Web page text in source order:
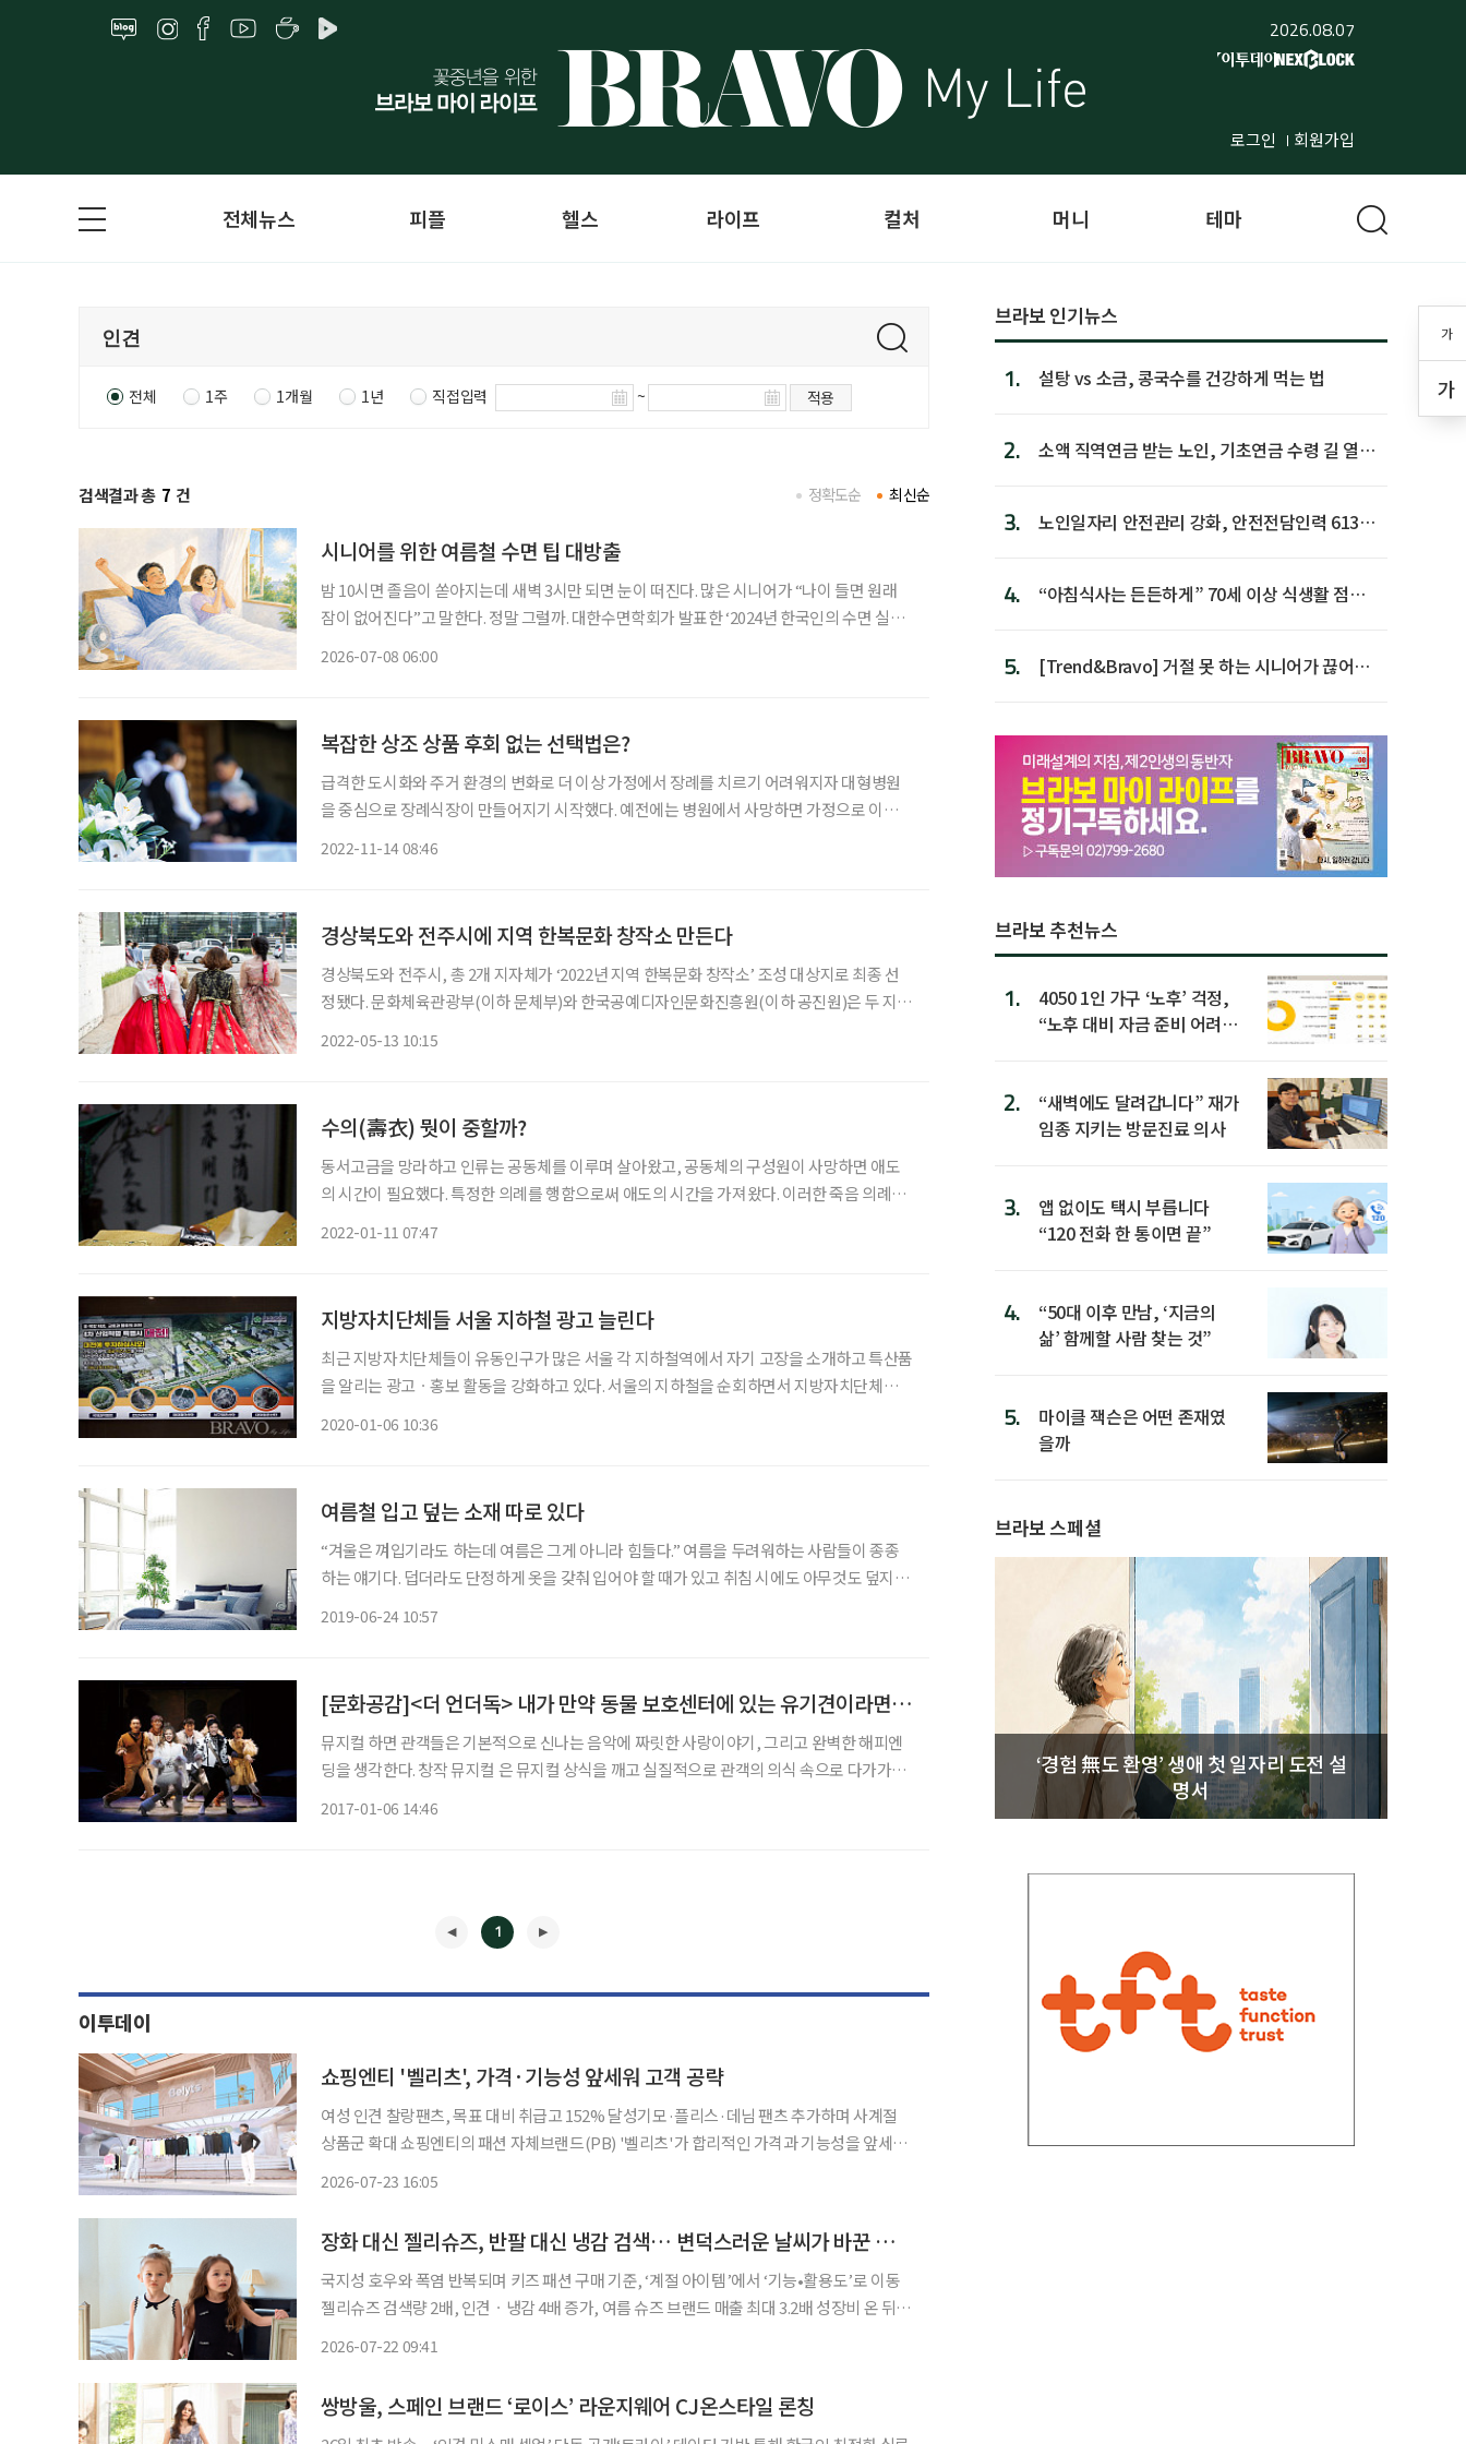
2026.08.07
로그인 회원가입
가
가
전체뉴스 피플 헬스 라이프 컬처 머니 테마
전체 1주 1개월 1년 직접입력 ~ 적용
검색결과 총 7 건 최신순
정확도순
시니어를 위한 여름철 수면 팁 대방출
밤 10시면 졸음이 쏟아지는데 새벽 3시만 되면 눈이 떠진다. 많은 시니어가 “나이 들면 원래
잠이 없어진다”고 말한다. 정말 그럴까. 대한수면학회가 발표한 ‘2024년 한국인의 수면 실
2026-07-08 06:00
복잡한 상조 상품 후회 없는 선택법은?
급격한 도시화와 주거 환경의 변화로 더 이상 가정에서 장례를 치르기 어려워지자 대형병원
을 중심으로 장례식장이 만들어지기 시작했다. 예전에는 병원에서 사망하면 가정으로 이송해
2022-11-14 08:46
경상북도와 전주시에 지역 한복문화 창작소 만든다
경상북도와 전주시, 총 2개 지자체가 ‘2022년 지역 한복문화 창작소’ 조성 대상지로 최종 선
정됐다. 문화체육관광부(이하 문체부)와 한국공예디자인문화진흥원(이하 공진원)은 두 지역
2022-05-13 10:15
수의(壽衣) 뭣이 중할까?
동서고금을 망라하고 인류는 공동체를 이루며 살아왔고, 공동체의 구성원이 사망하면 애도
의 시간이 필요했다. 특정한 의례를 행함으로써 애도의 시간을 가져왔다. 이러한 죽음 의례에
2022-01-11 07:47
지방자치단체들 서울 지하철 광고 늘린다
최근 지방자치단체들이 유동인구가 많은 서울 각 지하철역에서 자기 고장을 소개하고 특산품
을 알리는 광고ㆍ홍보 활동을 강화하고 있다. 서울의 지하철을 순회하면서 지방자치단체의
2020-01-06 10:36
여름철 입고 덮는 소재 따로 있다
“겨울은 껴입기라도 하는데 여름은 그게 아니라 힘들다.” 여름을 두려워하는 사람들이 종종
하는 얘기다. 덥더라도 단정하게 옷을 갖춰 입어야 할 때가 있고 취침 시에도 아무것도 덮지 않
2019-06-24 10:57
[문화공감]<더 언더독> 내가 만약 동물 보호센터에 있는 유기견이라면…
뮤지컬 하면 관객들은 기본적으로 신나는 음악에 짜릿한 사랑이야기, 그리고 완벽한 해피엔
딩을 생각한다. 창작 뮤지컬 은 뮤지컬 상식을 깨고 실질적으로 관객의 의식 속으로 다가가고
2017-01-06 14:46
◀
1
▶
이투데이
쇼핑엔티 '벨리츠', 가격·기능성 앞세워 고객 공략
여성 인견 찰랑팬츠, 목표 대비 취급고 152% 달성기모·플리스·데님 팬츠 추가하며 사계절
상품군 확대 쇼핑엔티의 패션 자체브랜드(PB) '벨리츠'가 합리적인 가격과 기능성을 앞세워
2026-07-23 16:05
장화 대신 젤리슈즈, 반팔 대신 냉감 검색… 변덕스러운 날씨가 바꾼 키즈 여름 쇼핑
국지성 호우와 폭염 반복되며 키즈 패션 구매 기준, ‘계절 아이템’에서 ‘기능•활용도’로 이동
젤리슈즈 검색량 2배, 인견ㆍ냉감 4배 증가, 여름 슈즈 브랜드 매출 최대 3.2배 성장비 온 뒤에
2026-07-22 09:41
쌍방울, 스페인 브랜드 ‘로이스’ 라운지웨어 CJ온스타일 론칭
브라보 인기뉴스
1. 설탕 vs 소금, 콩국수를 건강하게 먹는 법
2.
소액 직역연금 받는 노인, 기초연금 수령 길 열린
3.
노인일자리 안전관리 강화, 안전전담인력 613명
4.
“아침식사는 든든하게” 70세 이상 식생활 점수
5.
[Trend&Bravo] 거절 못 하는 시니어가 끊어야
브라보 추천뉴스
1.
4050 1인 가구 ‘노후’ 걱정,
“노후 대비 자금 준비 어려
2.
“새벽에도 달려갑니다” 재가
임종 지키는 방문진료 의사
3.
앱 없이도 택시 부릅니다
“120 전화 한 통이면 끝”
4.
“50대 이후 만남, ‘지금의
삶’ 함께할 사람 찾는 것”
5.
마이클 잭슨은 어떤 존재였
을까
브라보 스페셜
‘경험 無도 환영’ 생애 첫 일자리 도전 설
명서